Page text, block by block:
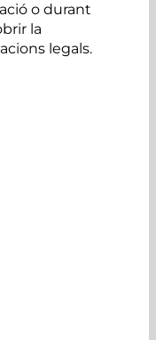
o durant
la
legals.